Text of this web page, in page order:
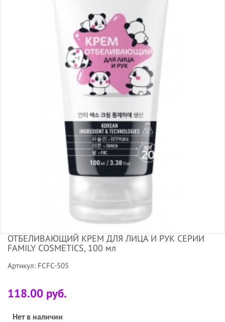
ОТБЕЛИВАЮЩИЙ КРЕМ ДЛЯ ЛИЦА И РУК СЕРИИ
FAMILY COSMETICS, 100 мл
Артикул: FCFC-505
118.00 руб.
Нет в наличии